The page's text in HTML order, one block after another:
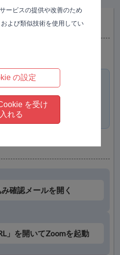
用して映像を配信します。
込み確認メール》に記
、URLをタップするだ
確認メールを開く
」を開いてZoomを起動
ービスの提供や改善のため
よび類似技術を使用してい
の設定
を受け
入れる